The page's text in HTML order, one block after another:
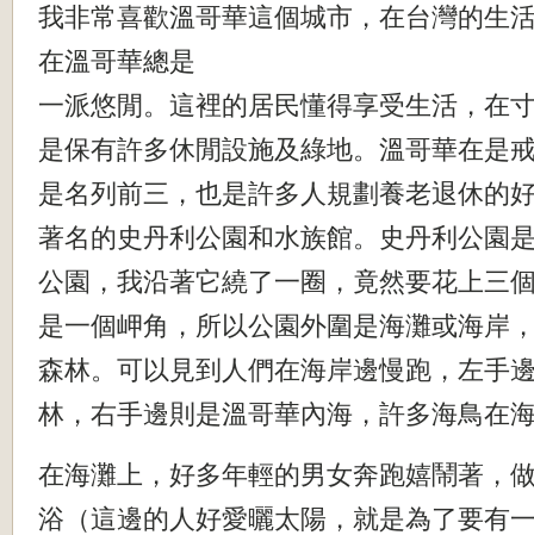
我非常喜歡溫哥華這個城市，在台灣的生
在溫哥華總是
一派悠閒。這裡的居民懂得享受生活，在
是保有許多休閒設施及綠地。溫哥華在是
是名列前三，也是許多人規劃養老退休的
著名的史丹利公園和水族館。史丹利公園
公園，我沿著它繞了一圈，竟然要花上三
是一個岬角，所以公園外圍是海灘或海岸
森林。可以見到人們在海岸邊慢跑，左手
林，右手邊則是溫哥華內海，許多海鳥在
在海灘上，好多年輕的男女奔跑嬉鬧著，
浴（這邊的人好愛曬太陽，就是為了要有